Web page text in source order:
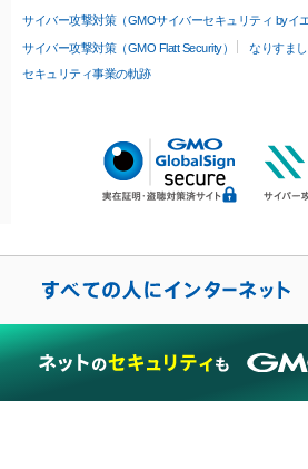
サイバー攻撃対策（GMOサイバーセキュリティ byイエ
サイバー攻撃対策（GMO Flatt Security）
なりすま
セキュリティ事業の軌跡